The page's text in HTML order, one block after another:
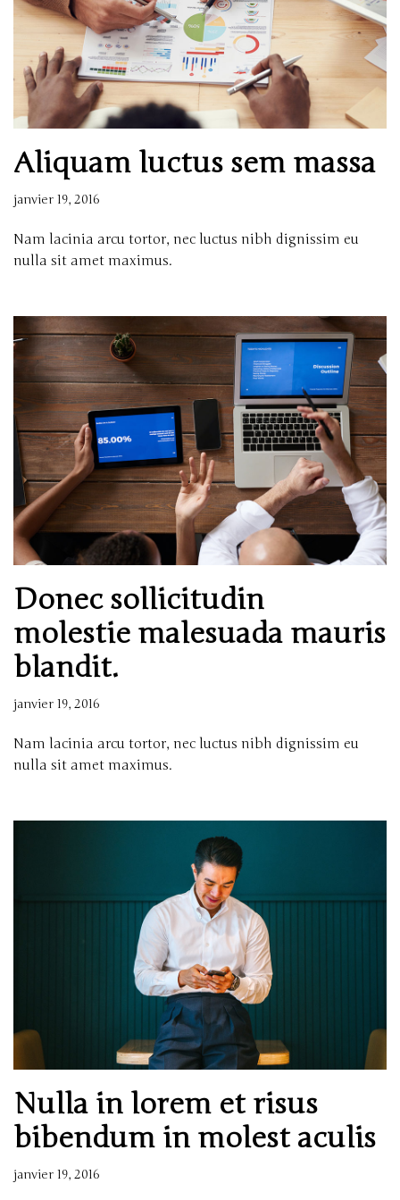
Aliquam luctus sem massa
janvier 19, 2016
Nam lacinia arcu tortor, nec luctus nibh dignissim eu
nulla sit amet maximus.
Donec sollicitudin
molestie malesuada mauris
blandit.
janvier 19, 2016
Nam lacinia arcu tortor, nec luctus nibh dignissim eu
nulla sit amet maximus.
Nulla in lorem et risus
bibendum in molest aculis
janvier 19, 2016